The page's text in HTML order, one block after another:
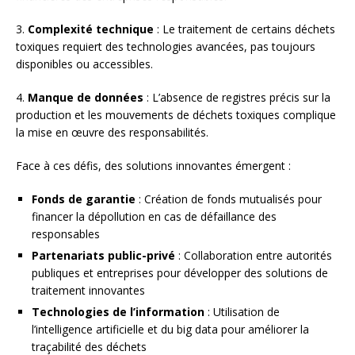
3. Complexité technique : Le traitement de certains déchets
toxiques requiert des technologies avancées, pas toujours
disponibles ou accessibles.
4. Manque de données : L’absence de registres précis sur la
production et les mouvements de déchets toxiques complique
la mise en œuvre des responsabilités.
Face à ces défis, des solutions innovantes émergent :
Fonds de garantie : Création de fonds mutualisés pour
financer la dépollution en cas de défaillance des
responsables
Partenariats public-privé : Collaboration entre autorités
publiques et entreprises pour développer des solutions de
traitement innovantes
Technologies de l’information : Utilisation de
l’intelligence artificielle et du big data pour améliorer la
traçabilité des déchets